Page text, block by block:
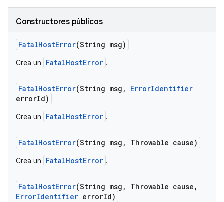
Constructores públicos
FatalHostError(String msg)
Crea un FatalHostError .
FatalHostError(String msg , ErrorIdentifier
errorId)
Crea un FatalHostError .
FatalHostError(String msg , Throwable cause)
Crea un FatalHostError .
FatalHostError(String msg , Throwable cause ,
ErrorIdentifier errorId)